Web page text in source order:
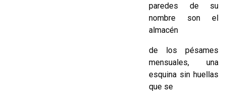
paredes de su
nombre son el
almacén
de los pésames
mensuales, una
esquina sin huellas
que se